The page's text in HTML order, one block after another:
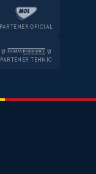
PARTENER OFICIAL
PARTENER TEHNIC